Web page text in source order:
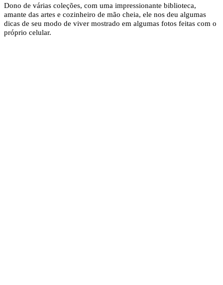
Dono de várias coleções, com uma impressionante biblioteca,
amante das artes e cozinheiro de mão cheia, ele nos deu algumas
dicas de seu modo de viver mostrado em algumas fotos feitas com o
próprio celular.